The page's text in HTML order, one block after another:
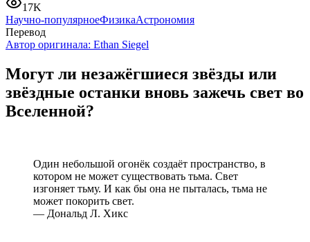
17K
Научно-популярноеФизикаАстрономия
Перевод
Автор оригинала: Ethan Siegel
Могут ли незажёгшиеся звёзды или
звёздные останки вновь зажечь свет во
Вселенной?
Один небольшой огонёк создаёт пространство, в
котором не может существовать тьма. Свет
изгоняет тьму. И как бы она не пыталась, тьма не
может покорить свет.
— Дональд Л. Хикс